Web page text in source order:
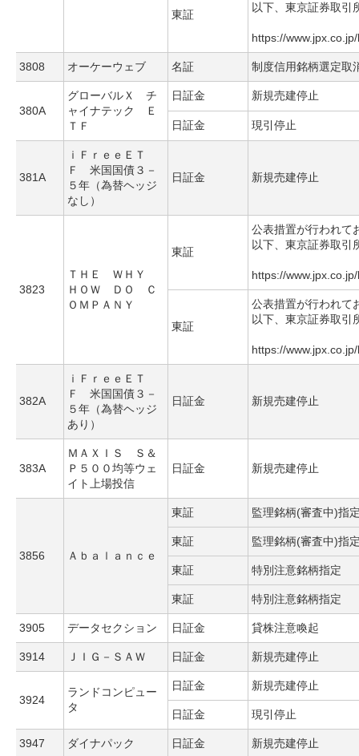
東証
以下、東京証券取引
https://
3808 オーケーウェブ 名証 制度信用銘柄選定取
380A
グローバルＸ チ
ャイナテック Ｅ
ＴＦ
日証金 新規売建停止
日証金 現引停止
381A
ｉＦｒｅｅＥＴ
Ｆ 米国国債３－
５年（為替ヘッジ
なし）
日証金 新規売建停止
3823
ＴＨＥ ＷＨＹ
ＨＯＷ ＤＯ Ｃ
ＯＭＰＡＮＹ
東証
公表措置が行われて
以下、東京証券取引
https://
東証
公表措置が行われて
以下、東京証券取引
https://
382A
ｉＦｒｅｅＥＴ
Ｆ 米国国債３－
５年（為替ヘッジ
あり）
日証金 新規売建停止
383A
ＭＡＸＩＳ Ｓ＆
Ｐ５００均等ウェ
イト上場投信
日証金 新規売建停止
3856 Ａｂａｌａｎｃｅ
東証 監理銘柄(審査中)指
東証 監理銘柄(審査中)指
東証 特別注意銘柄指定
東証 特別注意銘柄指定
3905 データセクション 日証金 貸株注意喚起
3914 ＪＩＧ－ＳＡＷ 日証金 新規売建停止
3924
ランドコンピュー
タ
日証金 新規売建停止
日証金 現引停止
3947 ダイナパック 日証金 新規売建停止